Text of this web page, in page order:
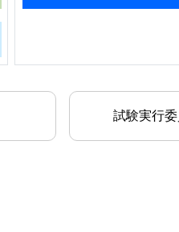
試験実行委